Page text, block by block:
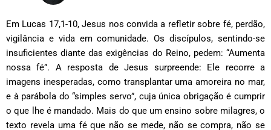
Em Lucas 17,1-10, Jesus nos convida a refletir sobre fé, perdão,
vigilância e vida em comunidade. Os discípulos, sentindo-se
insuficientes diante das exigências do Reino, pedem: “Aumenta
nossa fé”. A resposta de Jesus surpreende: Ele recorre a
imagens inesperadas, como transplantar uma amoreira no mar,
e à parábola do “simples servo”, cuja única obrigação é cumprir
o que lhe é mandado. Mais do que um ensino sobre milagres, o
texto revela uma fé que não se mede, não se compra, não se